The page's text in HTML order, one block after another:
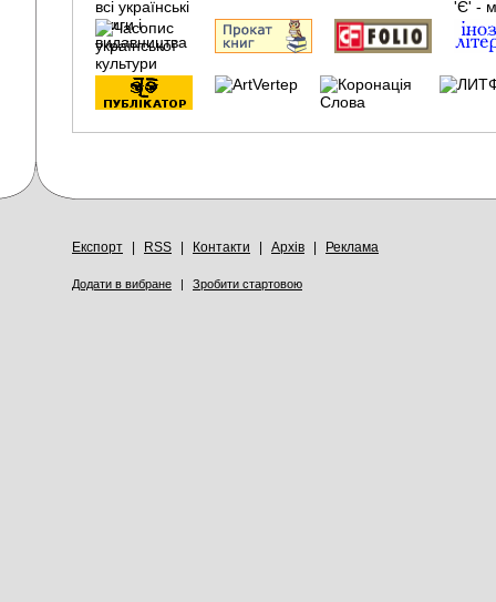
Експорт RSS Контакти Архів Реклама
Додати в вибране | Зробити стартовою